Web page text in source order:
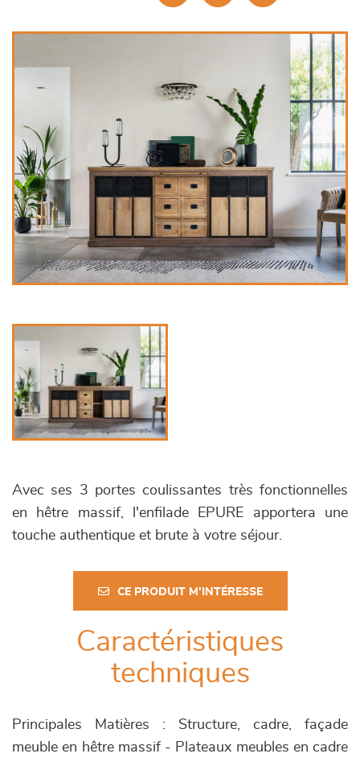
Avec ses 3 portes coulissantes très fonctionnelles
en hêtre massif, l'enfilade EPURE apportera une
touche authentique et brute à votre séjour.
CE PRODUIT M'INTÉRESSE
Caractéristiques
techniques
Principales Matières : Structure, cadre, façade
meuble en hêtre massif - Plateaux meubles en cadre